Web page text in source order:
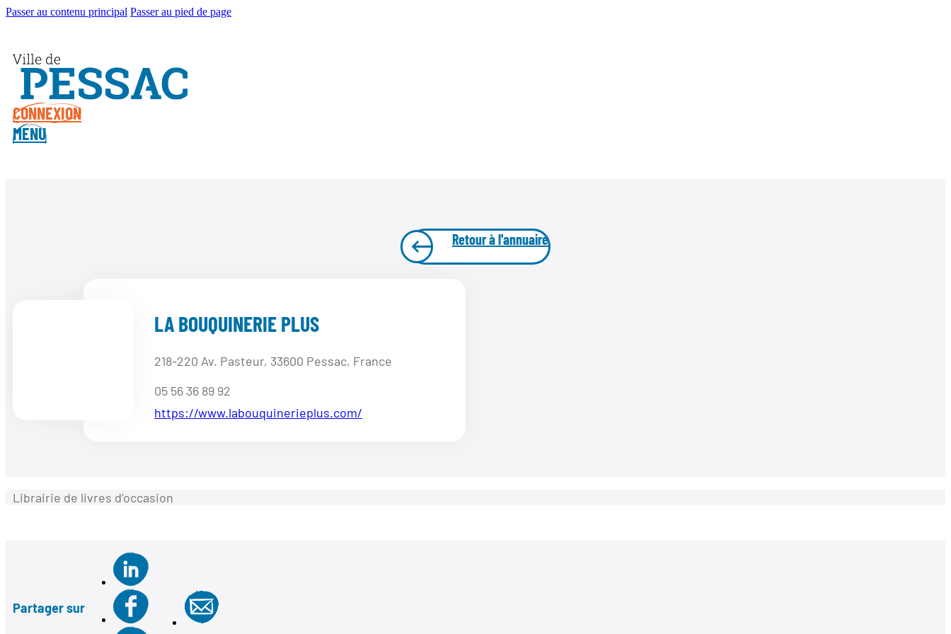
Passer au contenu principal Passer au pied de page
CONNEXION
MENU
Retour à l'annuaire
LA BOUQUINERIE PLUS
218-220 Av. Pasteur, 33600 Pessac, France
05 56 36 89 92
https://www.labouquinerieplus.com/
Librairie de livres d’occasion
Partager sur